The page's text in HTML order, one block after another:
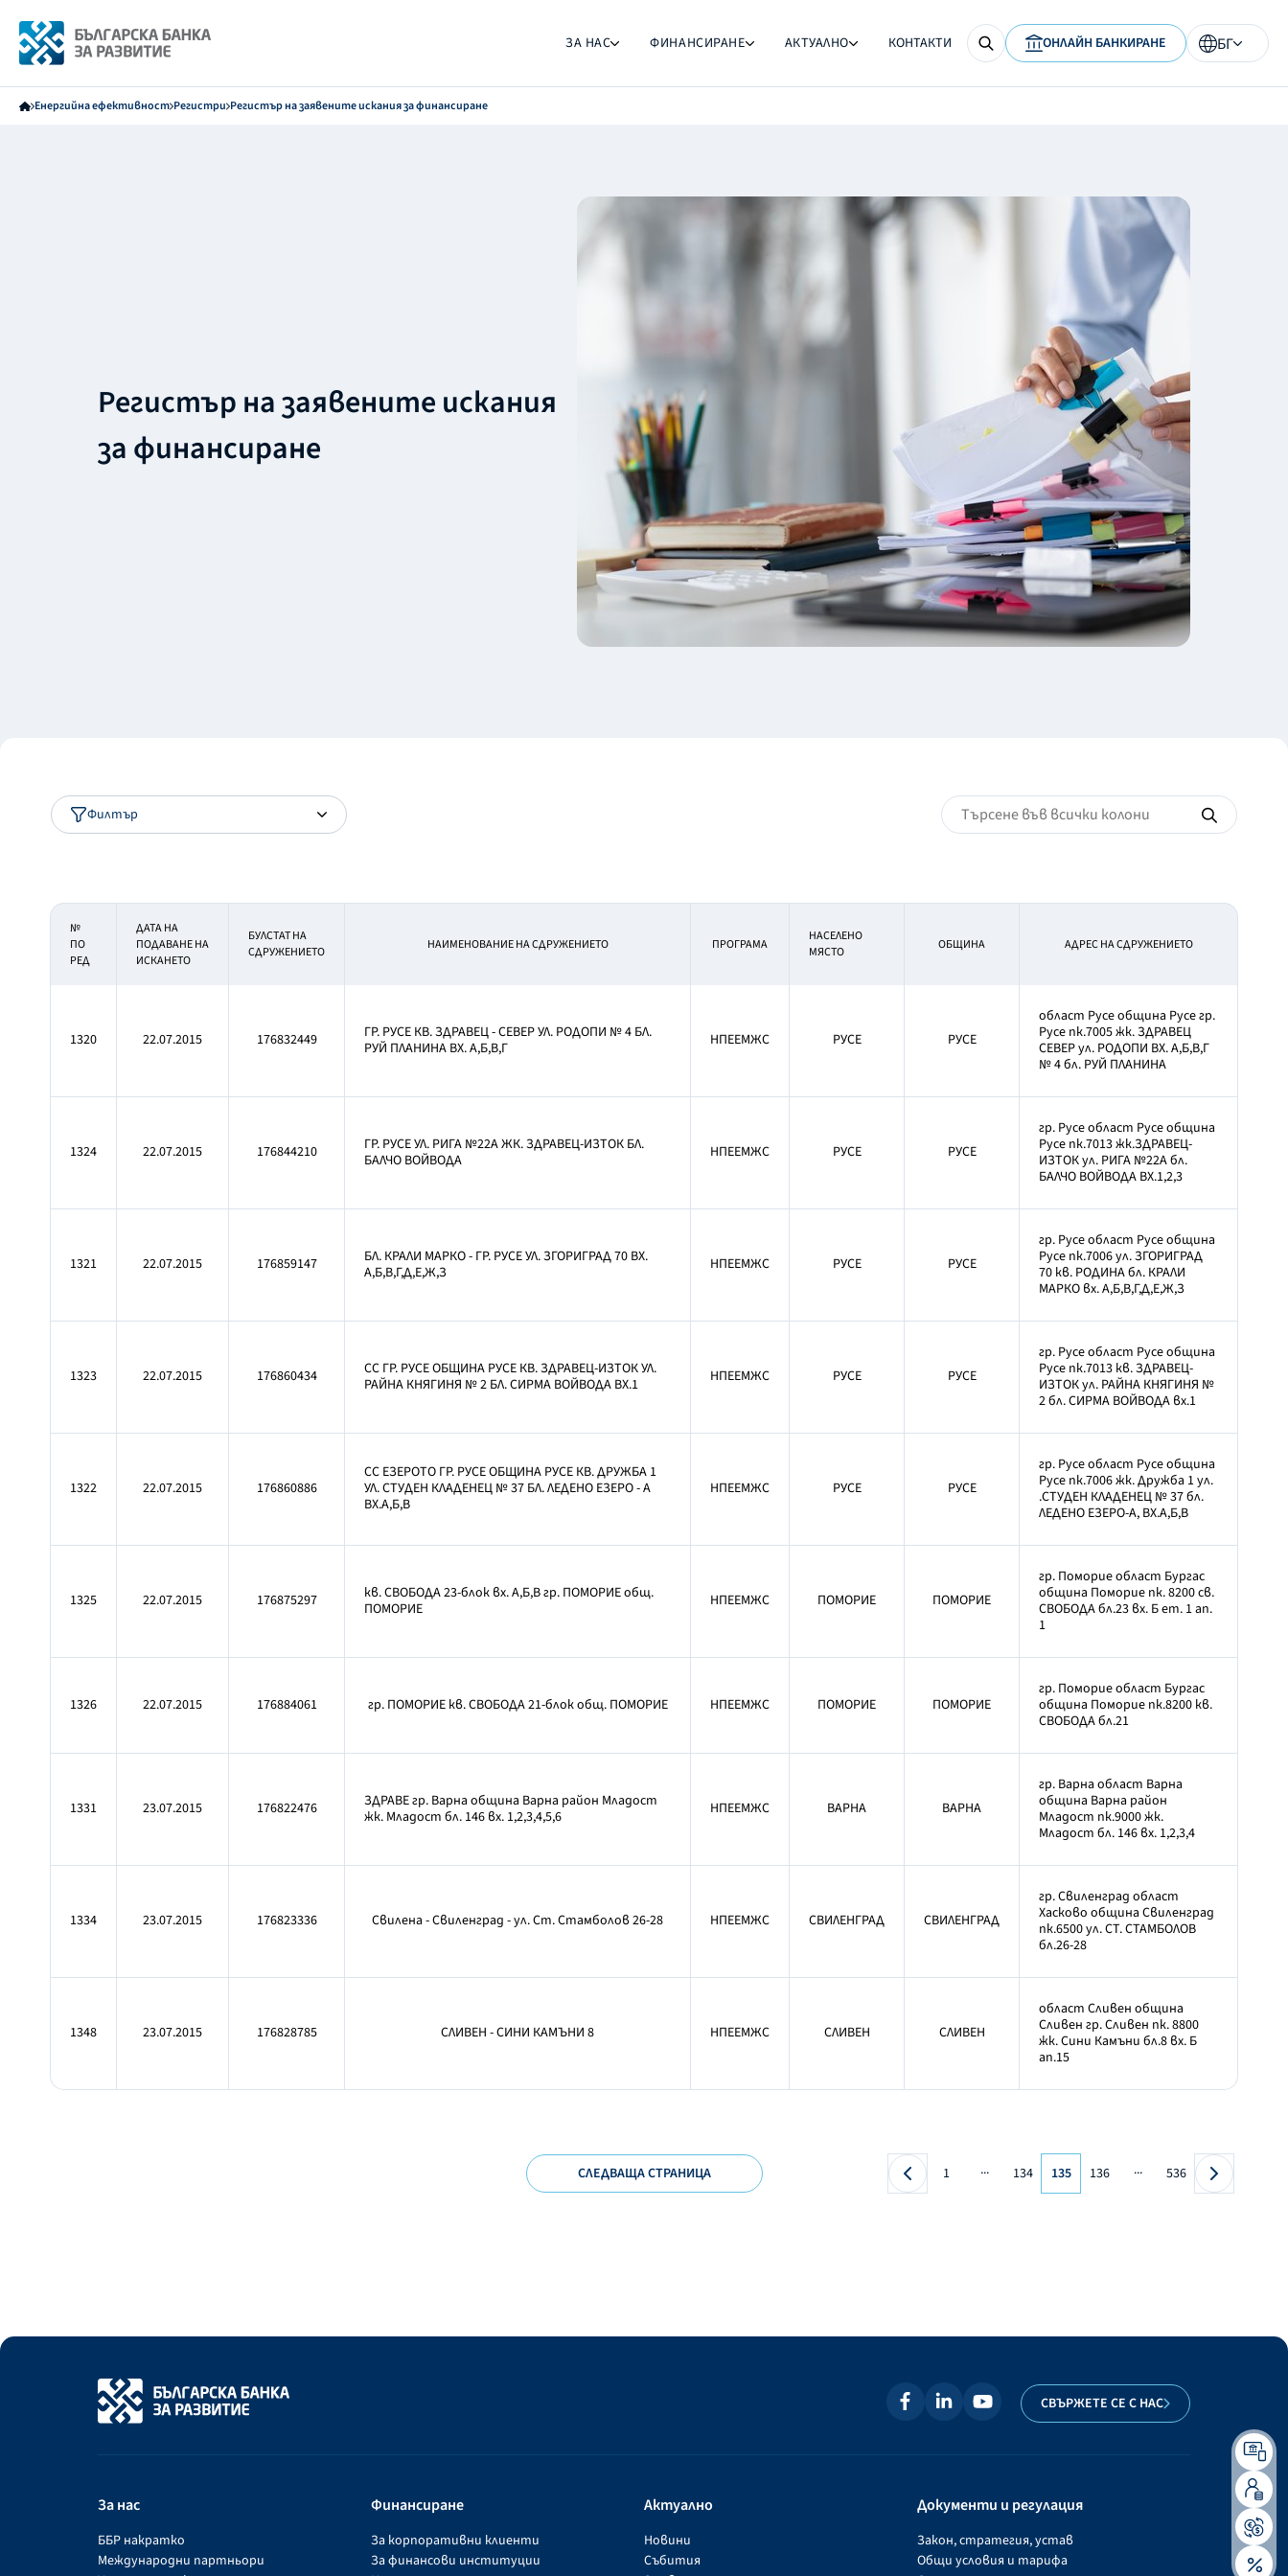
ЗА НАС ФИНАНСИРАНЕ АКТУАЛНО КОНТАКТИ ОНЛАЙН БАНКИРАНЕ БГ
Енергийна ефективност Регистри Регистър на заявените искания за финансиране
Регистър на заявените искания
за финансиране
Филтър
№
ПО
РЕД
ДАТА НА
ПОДАВАНЕ НА
ИСКАНЕТО
БУЛСТАТ НА
СДРУЖЕНИЕТО
НАИМЕНОВАНИЕ НА СДРУЖЕНИЕТО ПРОГРАМА
НАСЕЛЕНО
МЯСТО
OБЩИНА АДРЕС НА СДРУЖЕНИЕТО
1320 22.07.2015 176832449
ГР. РУСЕ КВ. ЗДРАВЕЦ - СЕВЕР УЛ. РОДОПИ № 4 БЛ.
РУЙ ПЛАНИНА ВХ. А,Б,В,Г
НПЕЕМЖС РУСЕ РУСЕ
област Русе община Русе гр.
Русе пк.7005 жк. ЗДРАВЕЦ
СЕВЕР ул. РОДОПИ ВХ. А,Б,В,Г
№ 4 бл. РУЙ ПЛАНИНА
1324 22.07.2015 176844210
ГР. РУСЕ УЛ. РИГА №22А ЖК. ЗДРАВЕЦ-ИЗТОК БЛ.
БАЛЧО ВОЙВОДА
НПЕЕМЖС РУСЕ РУСЕ
гр. Русе област Русе община
Русе пк.7013 жк.ЗДРАВЕЦ-
ИЗТОК ул. РИГА №22А бл.
БАЛЧО ВОЙВОДА ВХ.1,2,3
1321 22.07.2015 176859147
БЛ. КРАЛИ МАРКО - ГР. РУСЕ УЛ. ЗГОРИГРАД 70 ВХ.
А,Б,В,Г,Д,Е,Ж,З
НПЕЕМЖС РУСЕ РУСЕ
гр. Русе област Русе община
Русе пк.7006 ул. ЗГОРИГРАД
70 кв. РОДИНА бл. КРАЛИ
МАРКО вх. А,Б,В,Г,Д,Е,Ж,З
1323 22.07.2015 176860434
СС ГР. РУСЕ ОБЩИНА РУСЕ КВ. ЗДРАВЕЦ-ИЗТОК УЛ.
РАЙНА КНЯГИНЯ № 2 БЛ. СИРМА ВОЙВОДА ВХ.1
НПЕЕМЖС РУСЕ РУСЕ
гр. Русе област Русе община
Русе пк.7013 кв. ЗДРАВЕЦ-
ИЗТОК ул. РАЙНА КНЯГИНЯ №
2 бл. СИРМА ВОЙВОДА вх.1
1322 22.07.2015 176860886
СС ЕЗЕРОТО ГР. РУСЕ ОБЩИНА РУСЕ КВ. ДРУЖБА 1
УЛ. СТУДЕН КЛАДЕНЕЦ № 37 БЛ. ЛЕДЕНО ЕЗЕРО - А
ВХ.А,Б,В
НПЕЕМЖС РУСЕ РУСЕ
гр. Русе област Русе община
Русе пк.7006 жк. Дружба 1 ул.
.СТУДЕН КЛАДЕНЕЦ № 37 бл.
ЛЕДЕНО ЕЗЕРО-А, ВХ.А,Б,В
1325 22.07.2015 176875297
кв. СВОБОДА 23-блок вх. А,Б,В гр. ПОМОРИЕ общ.
ПОМОРИЕ
НПЕЕМЖС ПОМОРИЕ ПОМОРИЕ
гр. Поморие област Бургас
община Поморие пк. 8200 св.
СВОБОДА бл.23 вх. Б ет. 1 ап.
1
1326 22.07.2015 176884061 гр. ПОМОРИЕ кв. СВОБОДА 21-блок общ. ПОМОРИЕ НПЕЕМЖС ПОМОРИЕ ПОМОРИЕ
гр. Поморие област Бургас
община Поморие пк.8200 кв.
СВОБОДА бл.21
1331 23.07.2015 176822476
ЗДРАВЕ гр. Варна община Варна район Младост
жк. Младост бл. 146 вх. 1,2,3,4,5,6
НПЕЕМЖС ВАРНА ВАРНА
гр. Варна област Варна
община Варна район
Младост пк.9000 жк.
Младост бл. 146 вх. 1,2,3,4
1334 23.07.2015 176823336 Свилена - Свиленград - ул. Ст. Стамболов 26-28 НПЕЕМЖС СВИЛЕНГРАД СВИЛЕНГРАД
гр. Свиленград област
Хасково община Свиленград
пк.6500 ул. СТ. СТАМБОЛОВ
бл.26-28
1348 23.07.2015 176828785 СЛИВЕН - СИНИ КАМЪНИ 8 НПЕЕМЖС СЛИВЕН СЛИВЕН
област Сливен община
Сливен гр. Сливен пк. 8800
жк. Сини Камъни бл.8 вх. Б
ап.15
СЛЕДВАЩА СТРАНИЦА 1 ... 134 135 136 ... 536
СВЪРЖЕТЕ СЕ С НАС
За нас
ББР накратко
Международни партньори
Финансиране
За корпоративни клиенти
За финансови институции
Актуално
Новини
Събития
Документи и регулация
Закон, стратегия, устав
Общи условия и тарифа